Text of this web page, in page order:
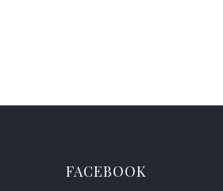
FACEBOOK